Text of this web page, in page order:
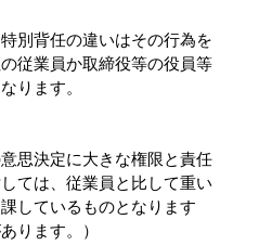
別背任の違いはその行為を
従業員か取締役等の役員等
ります。
思決定に大きな権限と責任
ては、従業員と比して重い
しているものとなります
ります。）